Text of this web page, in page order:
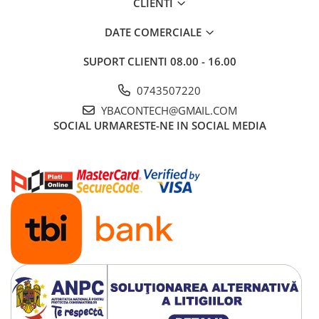
Murano, Pathfinder.
Lexus, Toyota, Opel, Saab, radio Pioneer, radio
Clarion. Pentru alte mărci de vehicule, vă rugăm să
consultați modelele recomandate din imaginea
CLIENTI
DATE COMERCIALE
SUPORT CLIENTI 08.00 - 16.00
0743507220
YBACONTECH@GMAIL.COM
SOCIAL URMARESTE-NE IN SOCIAL MEDIA